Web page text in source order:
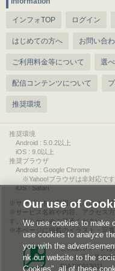
インフォTOP ログイン
はじめての方へ お問い合
ご利用料金等について 選
配信コンテンツについて
推奨環境
推奨環境
Android : 5.0.2以上
iOS : 9.0以上
推奨ブラウザ
Android : Google Chrome
※Yahoo!ブラウザは非対応です
iOS : Safari
サービスをご利用されるには、
サービス名称や内容、アクセス
す。あらかじめご了承ください。
本ページに掲載のイラスト・写
このエルマーク
ンツを示す登録商
RIAJ00013011
Our use of
We use cookies to make
use cookies to analyze
you with the
nk our website to the
Cookies”, all of these